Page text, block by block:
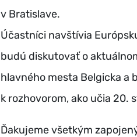
v Bratislave.
Účastníci navštívia
budú diskutovať o
hlavného mesta Belgicka a
k rozhovorom, ako učia 20.
Ďakujeme všetkým